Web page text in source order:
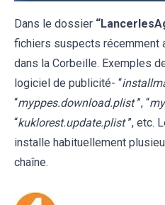
Dans le dossier
fichiers suspects récemment
dans la Corbeille. Exemples
logiciel de publicité- “
“myppes.download.plist ”, “
“kuklorest.update.plist ”, etc.
installe habituellement
chaîne.